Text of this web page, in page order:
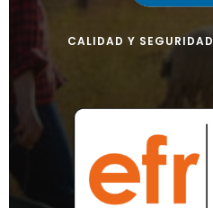
CALIDAD Y SEGURIDAD